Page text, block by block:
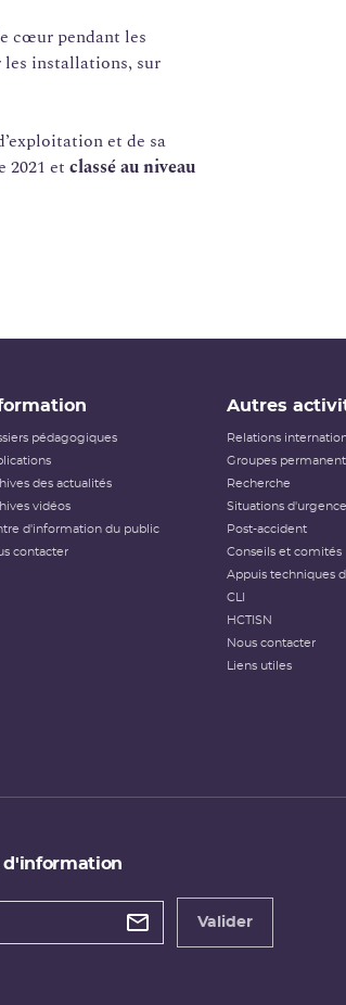
cœur pendant les
les installations, sur
et de sa
2021 et classé au niveau
pédagogiques
des actualités
vidéos
d'information du public
contacter
Autres
Relations
Groupes
Recherche
Situations d'urgence
Post-accident
Conseils et comités
Appuis techniques
CLI
HCTISN
Nous contacter
Liens utiles
d'information
Valider